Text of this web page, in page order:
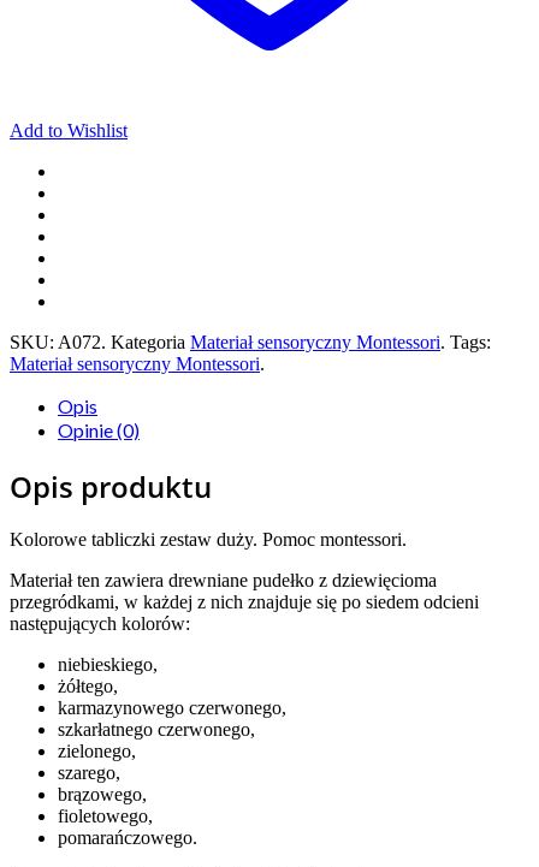
Add to Wishlist
SKU: A072. Kategoria Materiał sensoryczny Montessori. Tags:
Materiał sensoryczny Montessori.
Opis
Opinie (0)
Opis produktu
Kolorowe tabliczki zestaw duży. Pomoc montessori.
Materiał ten zawiera drewniane pudełko z dziewięcioma
przegródkami, w każdej z nich znajduje się po siedem odcieni
następujących kolorów:
niebieskiego,
żółtego,
karmazynowego czerwonego,
szkarłatnego czerwonego,
zielonego,
szarego,
brązowego,
fioletowego,
pomarańczowego.